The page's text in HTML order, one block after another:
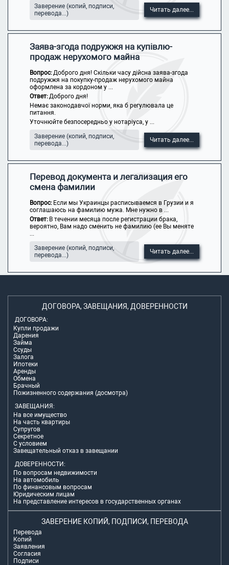
Заверение (копий, подписи,
перевода...)
Читать далее...
Заява-згода подружжя на купівлю-
продаж нерухомого майна
Вопрос:Доброго дня! Скільки часу дійсна заява-згода
подружжя на покупку-продаж нерухомого майна
оформлена за кордоном у ...
Ответ:Доброго дня!
Немає законодавчої норми, яка б регулювала це
питання.
Уточнюйте безпосередньо у нотаріуса, у ...
Заверение (копий, подписи,
перевода...)
Читать далее...
Перевод документа и легализация его
смена фамилии
Вопрос: Если мы Украинцы расписываемся в Грузии и я
соглашаюсь на фамилию мужа. Мне нужно в ...
Ответ: В течении месяца после регистрации брака,
вероятно, Вам надо сменить не фамилию (ее Вы меняте
...
Заверение (копий, подписи,
перевода...)
Читать далее...
ДОГОВОРА, ЗАВЕЩАНИЯ, ДОВЕРЕННОСТИ
ДОГОВОРА:
Купли продажи
Дарения
Займа
Ссуды
Залога
Ипотеки
Аренды
Обмена
Брачный
Пожизненного содержания (досмотра)
ЗАВЕЩАНИЯ:
На все имущество
На часть квартиры
Супругов
Секретное
С условием
Завещательный отказ в завещании
ДОВЕРЕННОСТИ:
По вопросам недвижимости
На автомобиль
По финансовым вопросам
Юридическим лицам
На представление интересов в государственных органах
ЗАВЕРЕНИЕ КОПИЙ, ПОДПИСИ, ПЕРЕВОДА
Перевода
Копий
Заявления
Согласия
Подписи